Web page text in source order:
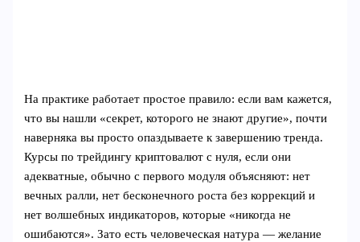
На практике работает простое правило: если вам кажется,
что вы нашли «секрет, которого не знают другие», почти
наверняка вы просто опаздываете к завершению тренда.
Курсы по трейдингу криптовалют с нуля, если они
адекватные, обычно с первого модуля объясняют: нет
вечных ралли, нет бесконечного роста без коррекций и
нет волшебных индикаторов, которые «никогда не
ошибаются». Зато есть человеческая натура — желание